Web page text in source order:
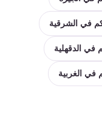
في الشرقية
الدقهلية
الغربية